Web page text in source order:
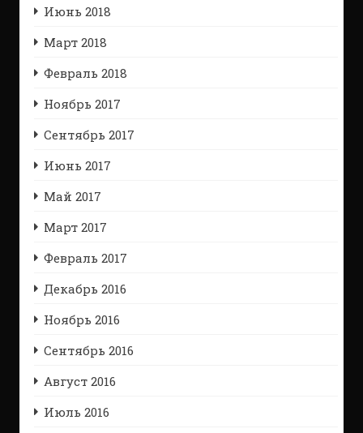
Июнь 2018
Март 2018
Февраль 2018
Ноябрь 2017
Сентябрь 2017
Июнь 2017
Май 2017
Март 2017
Февраль 2017
Декабрь 2016
Ноябрь 2016
Сентябрь 2016
Август 2016
Июль 2016